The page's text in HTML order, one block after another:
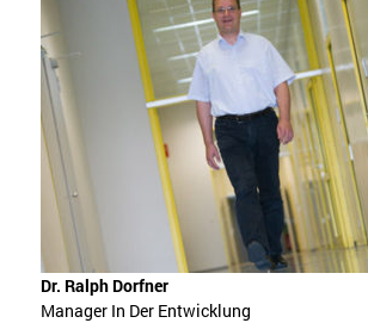
Dr. Ralph Dorfner
Manager In Der Entwicklung